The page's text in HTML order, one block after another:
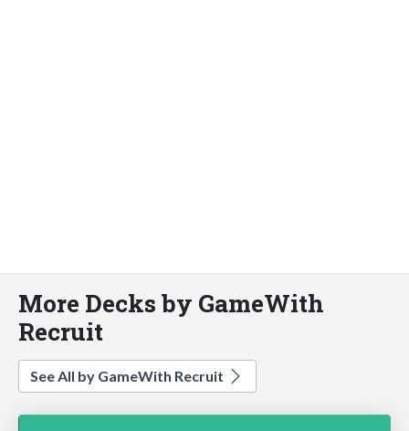
More Decks by GameWith
Recruit
See All by GameWith Recruit